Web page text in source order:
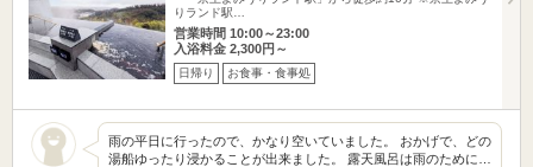
りランド駅…
営業時間 10:00～23:00
入浴料金 2,300円～
日帰り お食事・食事処
雨の平日に行ったので、かなり空いていました。 おかげで、どの
湯船ゆったり浸かることが出来ました。 露天風呂は雨のために…